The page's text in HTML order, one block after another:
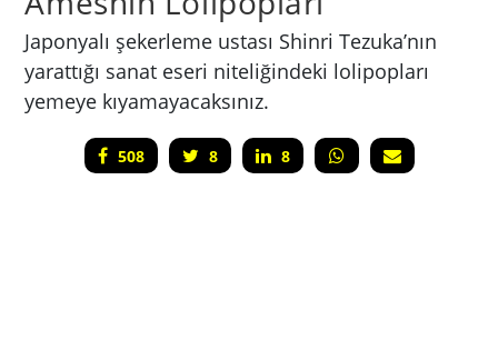
Japonyalı şekerleme ustası Shinri Tezuka’nın
yarattığı sanat eseri niteliğindeki lolipopları
yemeye kıyamayacaksınız.
508 8 8